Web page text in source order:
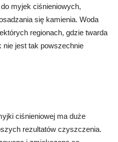
myjek ciśnieniowych,
się kamienia. Woda
regionach, gdzie twarda
nie jest tak powszechnie
ciśnieniowej ma duże
rezultatów czyszczenia.